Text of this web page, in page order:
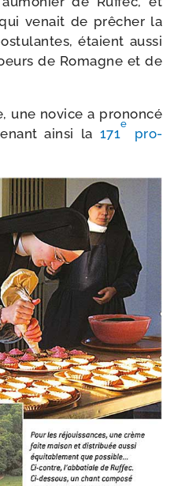
venait de prê­cher la
étaient aus­si
de Romagne et de
une novice a pro­non­cé
ain­si la 171
e
pro­